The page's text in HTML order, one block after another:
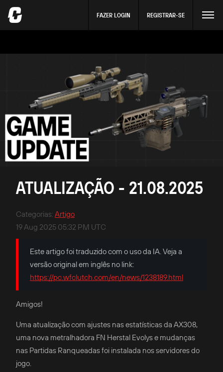
FAZER LOGIN REGISTRAR-SE
ATUALIZAÇÃO - 21.08.2025
Categorias: Artigo
19 Aug 2025 05:32 PM UTC
Este artigo foi traduzido com o uso da IA. Veja a
versão original em inglês no link:
https://pc.wfclutch.com/en/news/1238189.html
Amigos!
Uma atualização com ajustes nas estatísticas da AX308,
uma nova metralhadora FN Herstal Evolys e mudanças
nas Partidas Ranqueadas foi instalada nos servidores do
jogo.